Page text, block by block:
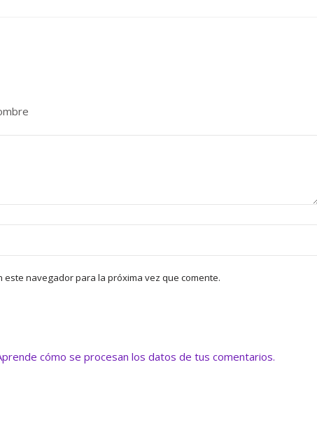
navegador para la próxima vez que comente.
cómo se procesan los datos de tus comentarios.